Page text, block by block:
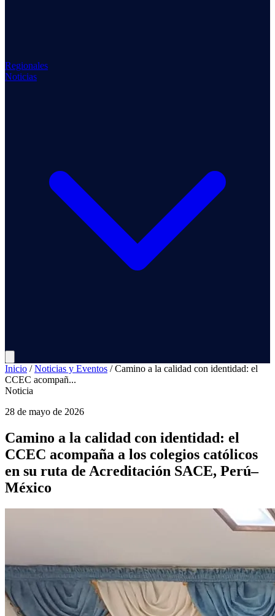
Regionales
Noticias
Inicio / Noticias y Eventos / Camino a la calidad con identidad: el
CCEC acompañ...
Noticia
28 de mayo de 2026
Camino a la calidad con identidad: el
CCEC acompaña a los colegios católicos
en su ruta de Acreditación SACE, Perú–
México